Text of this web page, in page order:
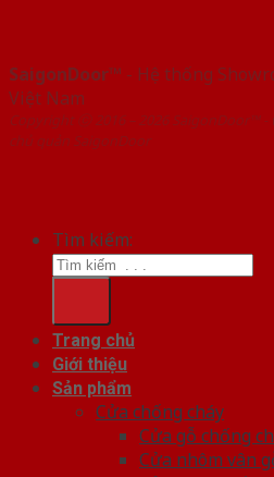
SaigonDoor™ - Hệ thống
Việt Nam
Copyright ⓒ 2016 – 2026 SaigonDoor™
chủ quản SaigonDoor
Tìm kiếm:
Trang chủ
Giới thiệu
Sản phẩm
Cửa chống cháy
Cửa gỗ chống
Cửa nhôm vân